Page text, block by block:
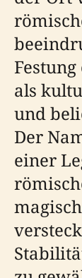
als
und
Der
einer